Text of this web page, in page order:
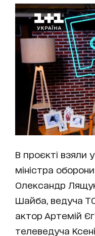
В проєкті взяли
міністра
Олександр
Шайба, ведуча
актор Артемій
телеведуча